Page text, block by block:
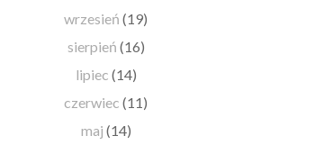
wrzesień(19)
sierpień (16)
lipiec (14)
czerwiec(11)
maj (14)